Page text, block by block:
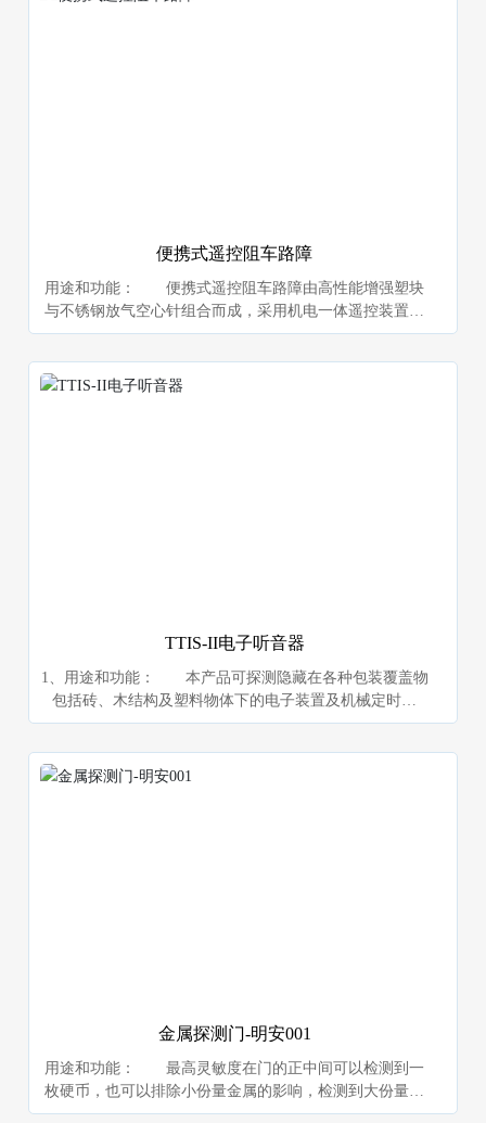
便携式遥控阻车路障
用途和功能： 便携式遥控阻车路障由高性能增强塑块
与不锈钢放气空心针组合而成，采用机电一体遥控装置，
操作简便，安全可靠，可随时设卡，流动布防，不影响正
不可缺少的先进装备。
TTIS-II电子听音器
1、用途和功能： 本产品可探测隐藏在各种包装覆盖物
包括砖、木结构及塑料物体下的电子装置及机械定时装
置，电子装置包括电子表、传呼机、对讲机、手机以及各
测电子窃听装置和隐蔽的录像装置。 2、主要特点：
金属探测门-明安001
用途和功能： 最高灵敏度在门的正中间可以检测到一
枚硬币，也可以排除小份量金属的影响，检测到大份量金
属或者管制刀具和枪支。